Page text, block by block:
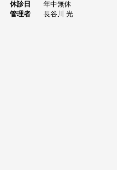
休診日
年中無休
管理者
長谷川 光